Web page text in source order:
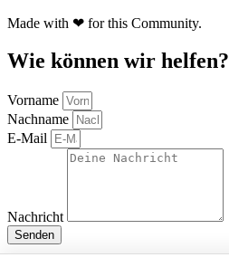
Made with ❤ for this Community.
Wie können wir helfen?
Vorname
Nachname
E-Mail
Nachricht
Senden